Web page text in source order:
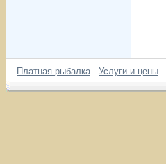
Платная рыбалка Услуги и цены